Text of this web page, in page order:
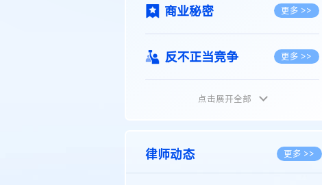
商业秘密 更多 >>
反不正当竞争 更多 >>
植物新品种
地理标志 更多 >>
点击展开全部
律师动态 更多 >>